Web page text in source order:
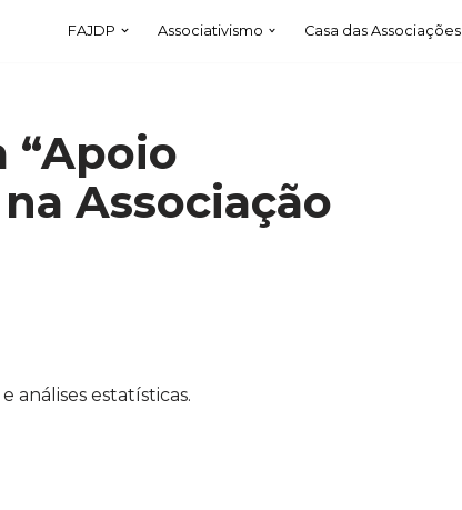
FAJDP Associativismo Casa das Associações
“Apoio
Associação
análises estatísticas.